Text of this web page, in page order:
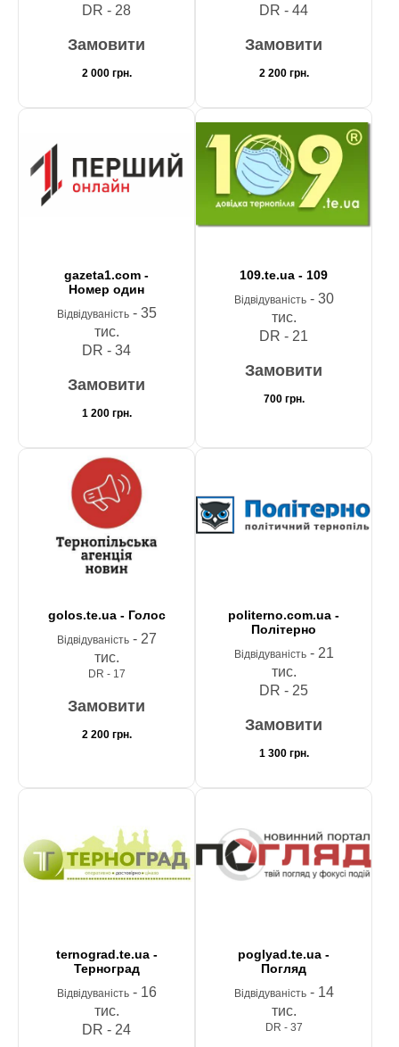
DR - 28
Замовити
2 000 грн.
DR - 44
Замовити
2 200 грн.
gazeta1.com -
Номер один
Відвідуваність- 35
тис.
DR - 34
Замовити
1 200 грн.
109.te.ua - 109
Відвідуваність- 30
тис.
DR - 21
Замовити
700 грн.
golos.te.ua - Голос
Відвідуваність- 27
тис.
DR - 17
Замовити
2 200 грн.
politerno.com.ua -
Політерно
Відвідуваність- 21
тис.
DR - 25
Замовити
1 300 грн.
ternograd.te.ua -
Терноград
Відвідуваність- 16
тис.
DR - 24
poglyad.te.ua -
Погляд
Відвідуваність- 14
тис.
DR - 37